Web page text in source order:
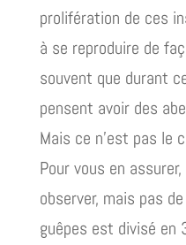
prolifération de ces
à se reproduire de
souvent que durant
pensent avoir des
Mais ce n’est pas le
Pour vous en
observer, mais pas
guêpes est divisé en